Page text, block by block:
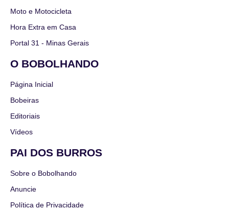
Moto e Motocicleta
Hora Extra em Casa
Portal 31 - Minas Gerais
O BOBOLHANDO
Página Inicial
Bobeiras
Editoriais
Vídeos
PAI DOS BURROS
Sobre o Bobolhando
Anuncie
Política de Privacidade